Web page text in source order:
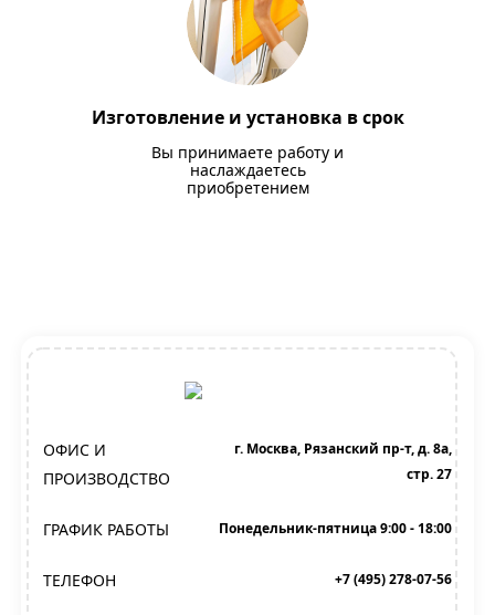
Изготовление и установка в срок
Вы принимаете работу и
наслаждаетесь
приобретением
ОФИС И
ПРОИЗВОДСТВО
г. Москва, Рязанский пр-т, д. 8а,
стр. 27
ГРАФИК РАБОТЫ Понедельник-пятница 9:00 - 18:00
ТЕЛЕФОН +7 (495) 278-07-56